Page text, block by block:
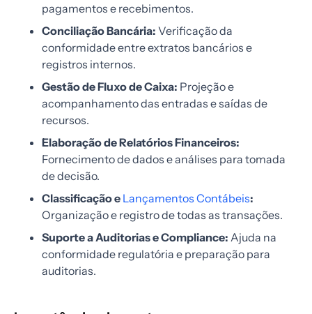
pagamentos e recebimentos.
Conciliação Bancária: Verificação da
conformidade entre extratos bancários e
registros internos.
Gestão de Fluxo de Caixa: Projeção e
acompanhamento das entradas e saídas de
recursos.
Elaboração de Relatórios Financeiros:
Fornecimento de dados e análises para tomada
de decisão.
Classificação e Lançamentos Contábeis:
Organização e registro de todas as transações.
Suporte a Auditorias e Compliance: Ajuda na
conformidade regulatória e preparação para
auditorias.